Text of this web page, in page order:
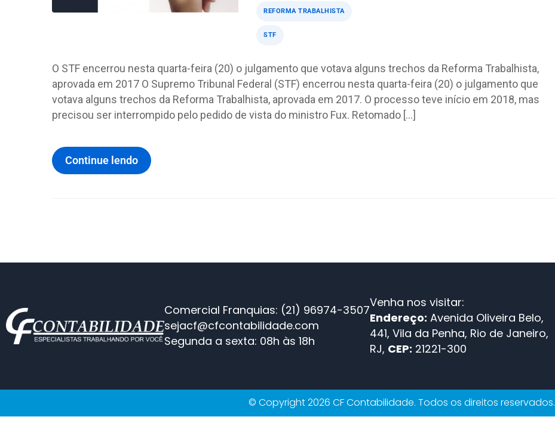
REFORMA TRABALHISTA
STF
O STF encerrou nesta quarta-feira (20) o julgamento que votava alguns trechos da Reforma Trabalhista,
aprovada em 2017 O Supremo Tribunal Federal (STF) encerrou nesta quarta-feira (20) o julgamento que
votava alguns trechos da Reforma Trabalhista, aprovada em 2017. O processo teve início em 2018, mas
precisou ser interrompido pelo pedido de vista do ministro Fux. Retomado […]
Continue lendo
Comercial Franquias: (21) 96974-3507
sejacf@cfcontabilidade.com
Segunda a sexta: 08h às 18h
Venha nos visitar:
Endereço: Avenida Oliveira Belo,
441, Vila da Penha, Rio de Janeiro,
RJ, CEP: 21221-300
© Copyright 2026 CF Contabilidade. Todos os direitos reservados.